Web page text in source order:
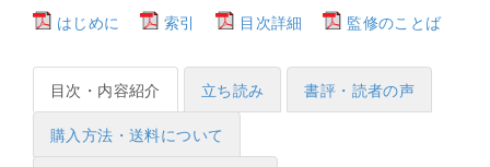
はじめに
索引 目次詳細 監修のことば
目次・内容紹介 立ち読み 書評・読者の声
購入方法・送料について